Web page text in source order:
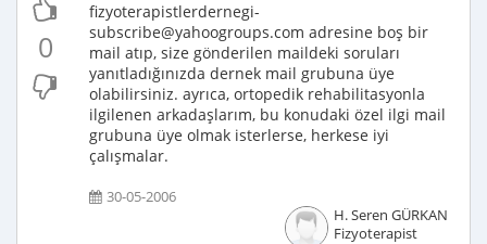
0
fizyoterapistlerdernegi-
subscribe@yahoogroups.com adresine boş bir
mail atıp, size gönderilen maildeki soruları
yanıtladığınızda dernek mail grubuna üye
olabilirsiniz. ayrıca, ortopedik rehabilitasyonla
ilgilenen arkadaşlarım, bu konudaki özel ilgi mail
grubuna üye olmak isterlerse, herkese iyi
çalışmalar.
30-05-2006
H. Seren GÜRKAN
Fizyoterapist